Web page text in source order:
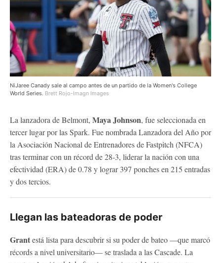
NiJaree Canady sale al campo antes de un partido de la Women's College
World Series. Brett Rojo-Imagn Images
La lanzadora de Belmont, Maya Johnson, fue seleccionada en
tercer lugar por las Spark. Fue nombrada Lanzadora del Año por
la Asociación Nacional de Entrenadores de Fastpitch (NFCA)
tras terminar con un récord de 28-3, liderar la nación con una
efectividad (ERA) de 0.78 y lograr 397 ponches en 215 entradas
y dos tercios.
Llegan las bateadoras de poder
Grantestá lista para descubrir si su poder de bateo —que marcó
récords a nivel universitario— se traslada a las Cascade. La